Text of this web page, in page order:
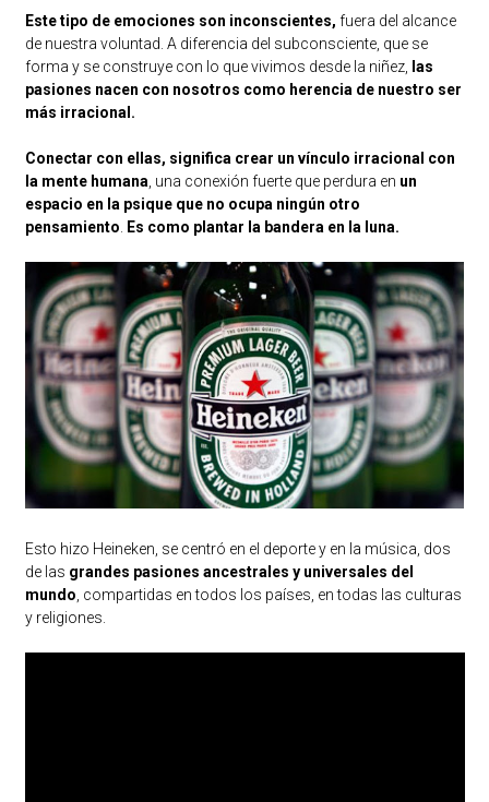
Este tipo de emociones son inconscientes, fuera del alcance
de nuestra voluntad. A diferencia del subconsciente, que se
forma y se construye con lo que vivimos desde la niñez, las
pasiones nacen con nosotros como herencia de nuestro ser
más irracional.
Conectar con ellas, significa crear un vínculo irracional con
la mente humana , una conexión fuerte que perdura en un
espacio en la psique que no ocupa ningún otro
pensamiento Es como plantar la bandera en la luna.
Esto hizo Heineken, se centró en el deporte y en la música, dos
de las grandes pasiones ancestrales y universales del
mundo , compartidas en todos los países, en todas las culturas
y religiones.